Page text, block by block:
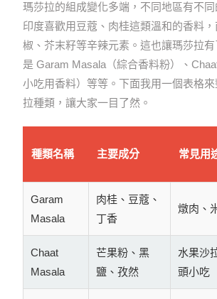
瑪莎拉的組成變化多端，不同地區有不
印度喜歡用豆蔻、肉桂這類溫和的香料
椒、芥末籽等辛辣元素。這也讓瑪莎拉
是 Garam Masala（綜合香料粉）、
小吃用香料）等等。下面我用一個表格
拉種類，讓大家一目了然。
種類名稱 主要成分 常見用
Garam
Masala
肉桂、豆蔻、
丁香
燉肉、
Chaat
Masala
芒果粉、黑
鹽、孜然
水果沙
頭小吃